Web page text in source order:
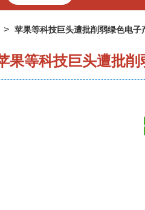
> 苹果等科技巨头遭批削弱绿色电
果等科技巨头遭批